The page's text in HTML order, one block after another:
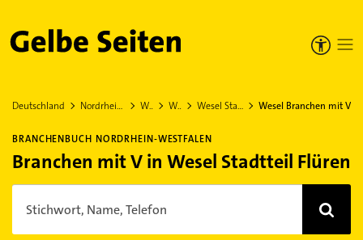
Gelbe Seiten
Deutschland Nordrhein-Westfalen Wesel Wesel Wesel Stadtteil Flüren Wesel Branchen mit V
BRANCHENBUCH NORDRHEIN-WESTFALEN
Branchen mit V in Wesel Stadtteil Flüren
Stichwort, Name, Telefon